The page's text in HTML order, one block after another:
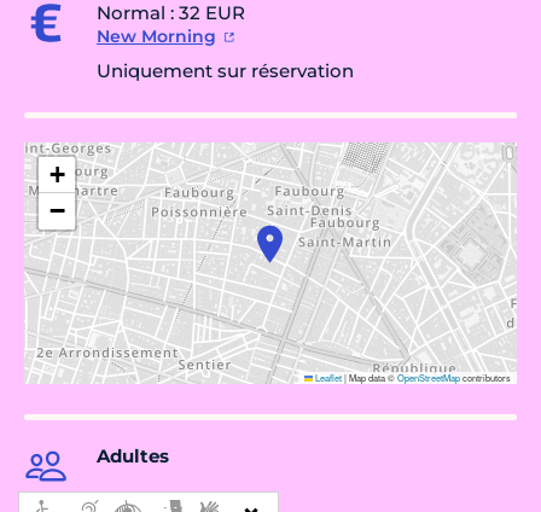
Normal : 32 EUR
New Morning
Uniquement sur réservation
+
−
Leaflet|Map data ©OpenStreetMapcontributors
Adultes